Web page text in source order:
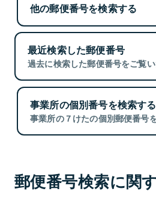
他の郵便番号を検索する
最近検索した郵便番号
過去に検索した郵便番号をご覧い
事業所の個別番号を検索する
事業所の７けたの個別郵便番号
郵便番号検索に関